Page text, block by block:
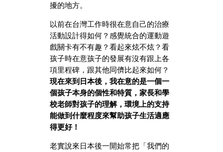
擾的地方。
以前在台灣工作時很在意自己的治療
活動設計得如何？感覺統合的運動遊
戲關卡有不有趣？看起來炫不炫？看
孩子時在意孩子的發展有沒有跟上各
項里程碑，跟其他同儕比起來如何？
現在來到日本後，我在意的是一個一
個孩子本身的個性和特質，家長和學
校老師對孩子的理解，環境上的支持
能做到什麼程度來幫助孩子生活適應
得更好！
老實說來日本後一開始常把「我們的